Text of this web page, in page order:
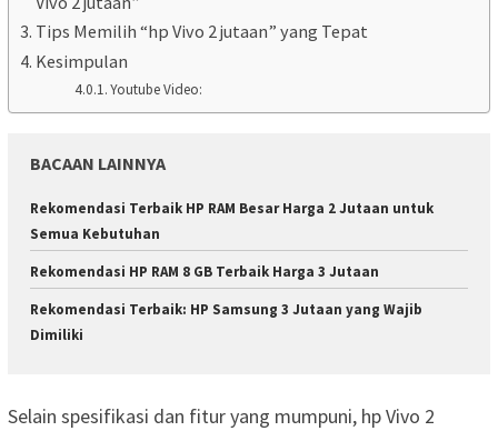
Tips Memilih “hp Vivo 2 jutaan” yang Tepat
Kesimpulan
Youtube Video:
BACAAN LAINNYA
Rekomendasi Terbaik HP RAM Besar Harga 2 Jutaan untuk
Semua Kebutuhan
Rekomendasi HP RAM 8 GB Terbaik Harga 3 Jutaan
Rekomendasi Terbaik: HP Samsung 3 Jutaan yang Wajib
Dimiliki
Selain spesifikasi dan fitur yang mumpuni, hp Vivo 2